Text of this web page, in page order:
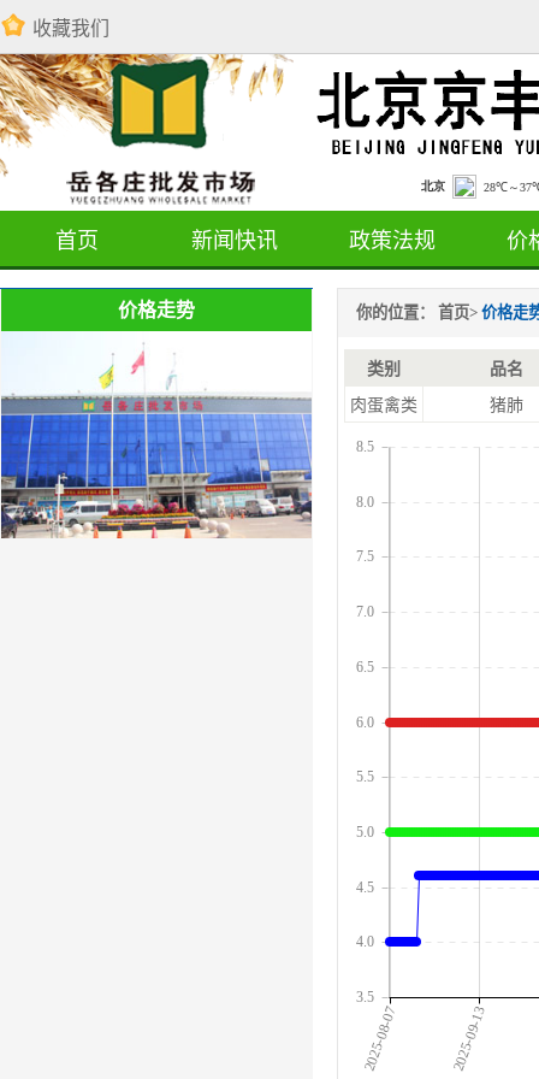
收藏我们
首页 新闻快讯 政策法规 价
价格走势 你的位置： 首页> 价格走
类别
品名
肉蛋禽类
猪肺
2025-08-07 2025-09-13
3.5
4.0
4.5
5.0
5.5
6.0
6.5
7.0
7.5
8.0
8.5